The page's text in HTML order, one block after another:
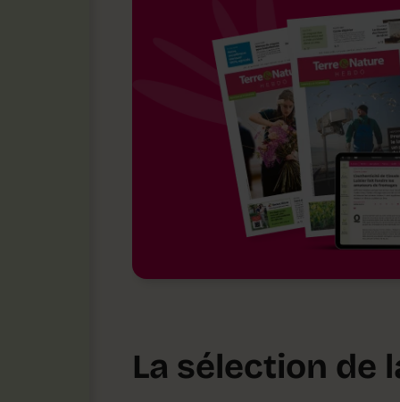
La sélection de